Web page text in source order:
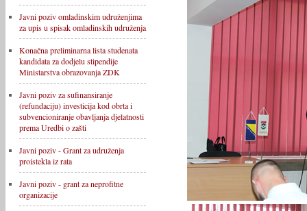
Javni poziv omladinskim udruženjima
za upis u spisak omladinskih udruženja
Konačna preliminarna lista studenata
kandidata za dodjelu stipendije
Ministarstva obrazovanja ZDK
Javni poziv za sufinansiranje
(refundaciju) investicija kod obrta i
subvencioniranje obavljanja djelatnosti
prema Uredbi o zašti
Javni poziv - Grant za udruženja
proistekla iz rata
Javni poziv - grant za neprofitne
organizacije